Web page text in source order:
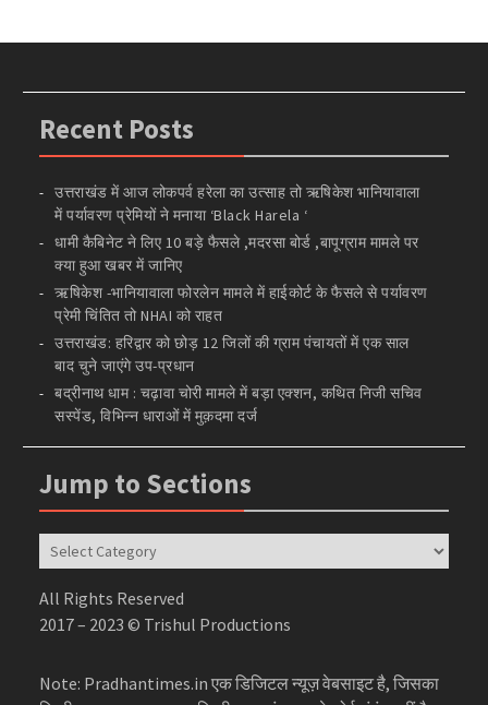
Recent Posts
उत्तराखंड में आज लोकपर्व हरेला का उत्साह तो ऋषिकेश भानियावाला
में पर्यावरण प्रेमियों ने मनाया ‘Black Harela ‘
धामी कैबिनेट ने लिए 10 बड़े फैसले ,मदरसा बोर्ड ,बापूग्राम मामले पर
क्या हुआ खबर में जानिए
ऋषिकेश -भानियावाला फोरलेन मामले में हाईकोर्ट के फैसले से पर्यावरण
प्रेमी चिंतित तो NHAI को राहत
उत्तराखंड: हरिद्वार को छोड़ 12 जिलों की ग्राम पंचायतों में एक साल
बाद चुने जाएंगे उप-प्रधान
बद्रीनाथ धाम : चढ़ावा चोरी मामले में बड़ा एक्शन, कथित निजी सचिव
सस्पेंड, विभिन्न धाराओं में मुक़दमा दर्ज
Jump to Sections
Jump
to
Sections
All Rights Reserved
2017 – 2023 © Trishul Productions
Note: Pradhantimes.in एक डिजिटल न्यूज़ वेबसाइट है, जिसका